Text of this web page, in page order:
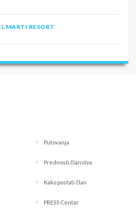
MARTI RESORT
Putovanja
Prednosti članstva
Kako postati član
PRESS Centar